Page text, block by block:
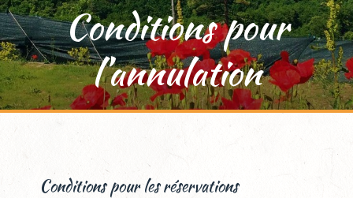
Conditions pour
l’annulation
Conditions pour les réservations